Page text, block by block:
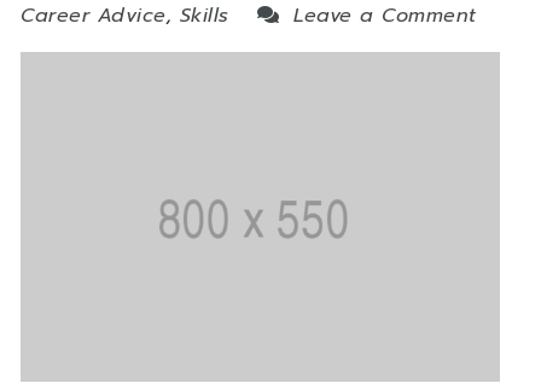
Career Advice, Skills Leave a Comment